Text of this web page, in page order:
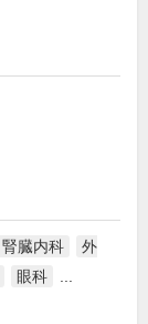
腎臓内科
外
眼科